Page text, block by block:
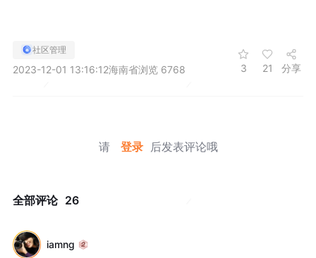
社区管理
2023-12-01 13:16:12海南省浏览 6768 3 21 分享
请 登录 后发表评论哦
全部评论 26
iamng